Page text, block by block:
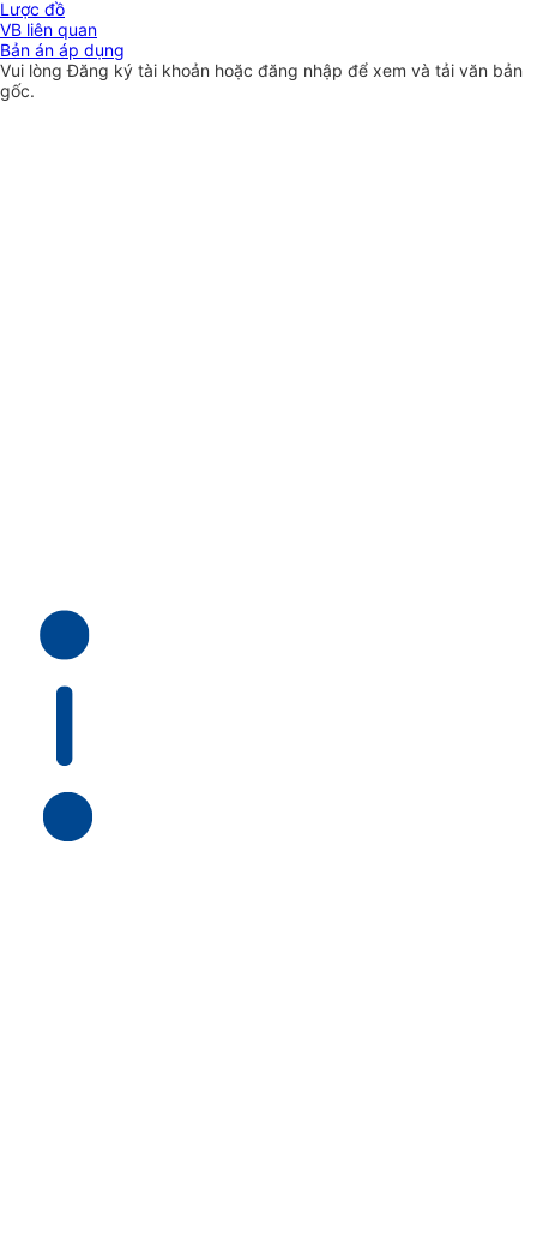
Lược đồ
VB liên quan
Bản án áp dụng
Vui lòngĐăng ký tài khoản hoặc đăng nhập để xem và tải văn bản
gốc.